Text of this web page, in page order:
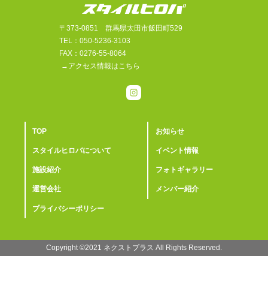
〒373-0851 群馬県太田市飯田町529
TEL：050-5236-3103
FAX：0276-55-8064
→アクセス情報はこちら
TOP お知らせ
スタイルヒロバについて イベント情報
施設紹介 フォトギャラリー
運営会社 メンバー紹介
プライバシーポリシー
Copyright ©2021 ︎ネクストプラス All Rights Reserved.